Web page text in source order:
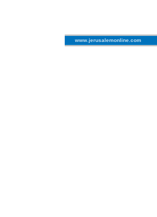
www.jerusalemonline.com